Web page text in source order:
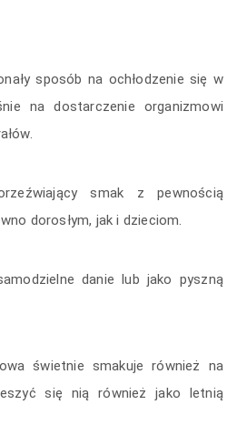
sposób na ochłodzenie się w
na dostarczenie organizmowi
smak z pewnością
dorosłym, jak i dzieciom.
danie lub jako pyszną
świetnie smakuje również na
się nią również jako letnią